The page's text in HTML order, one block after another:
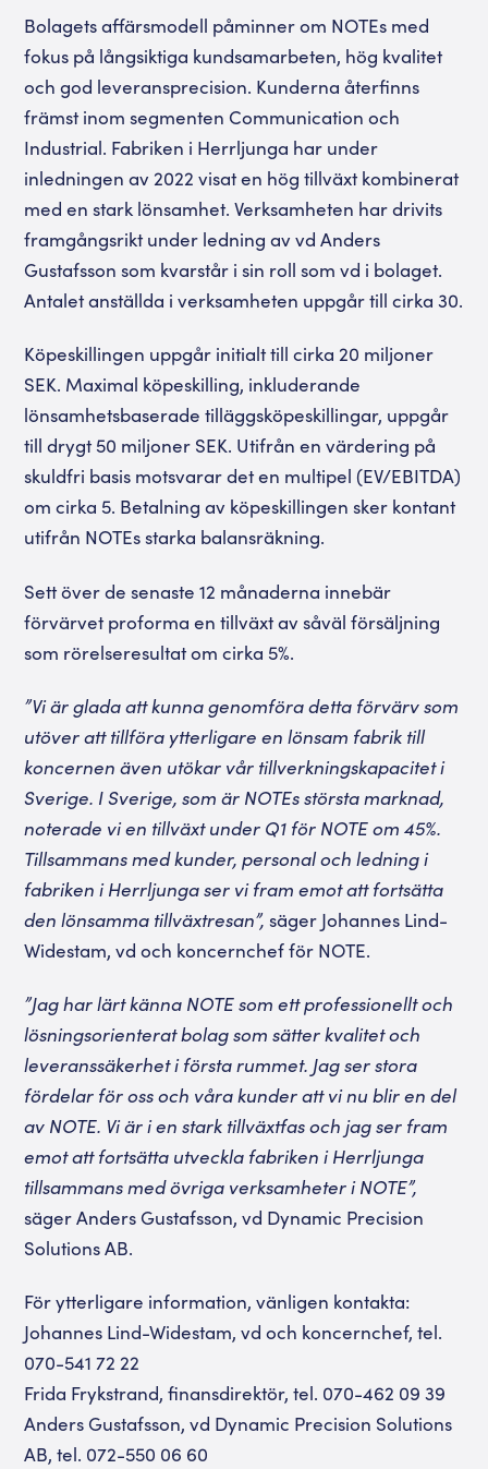
Bolagets affärsmodell påminner om NOTEs med
fokus på långsiktiga kundsamarbeten, hög kvalitet
och god leveransprecision. Kunderna återfinns
främst inom segmenten Communication och
Industrial. Fabriken i Herrljunga har under
inledningen av 2022 visat en hög tillväxt kombinerat
med en stark lönsamhet. Verksamheten har drivits
framgångsrikt under ledning av vd Anders
Gustafsson som kvarstår i sin roll som vd i bolaget.
Antalet anställda i verksamheten uppgår till cirka 30.
Köpeskillingen uppgår initialt till cirka 20 miljoner
SEK. Maximal köpeskilling, inkluderande
lönsamhetsbaserade tilläggsköpeskillingar, uppgår
till drygt 50 miljoner SEK. Utifrån en värdering på
skuldfri basis motsvarar det en multipel (EV/EBITDA)
om cirka 5. Betalning av köpeskillingen sker kontant
utifrån NOTEs starka balansräkning.
Sett över de senaste 12 månaderna innebär
förvärvet proforma en tillväxt av såväl försäljning
som rörelseresultat om cirka 5%.
”Vi är glada att kunna genomföra detta förvärv som
utöver att tillföra ytterligare en lönsam fabrik till
koncernen även utökar vår tillverkningskapacitet i
Sverige. I Sverige, som är NOTEs största marknad,
noterade vi en tillväxt under Q1 för NOTE om 45%.
Tillsammans med kunder, personal och ledning i
fabriken i Herrljunga ser vi fram emot att fortsätta
den lönsamma tillväxtresan”,säger Johannes Lind-
Widestam, vd och koncernchef för NOTE.
”Jag har lärt känna NOTE som ett professionellt och
lösningsorienterat bolag som sätter kvalitet och
leveranssäkerhet i första rummet. Jag ser stora
fördelar för oss och våra kunder att vi nu blir en del
av NOTE. Vi är i en stark tillväxtfas och jag ser fram
emot att fortsätta utveckla fabriken i Herrljunga
tillsammans med övriga verksamheter i NOTE”,
säger Anders Gustafsson, vd Dynamic Precision
Solutions AB.
För ytterligare information, vänligen kontakta:
Johannes Lind-Widestam, vd och koncernchef, tel.
070-541 72 22
Frida Frykstrand, finansdirektör, tel. 070-462 09 39
Anders Gustafsson, vd Dynamic Precision Solutions
AB, tel. 072-550 06 60